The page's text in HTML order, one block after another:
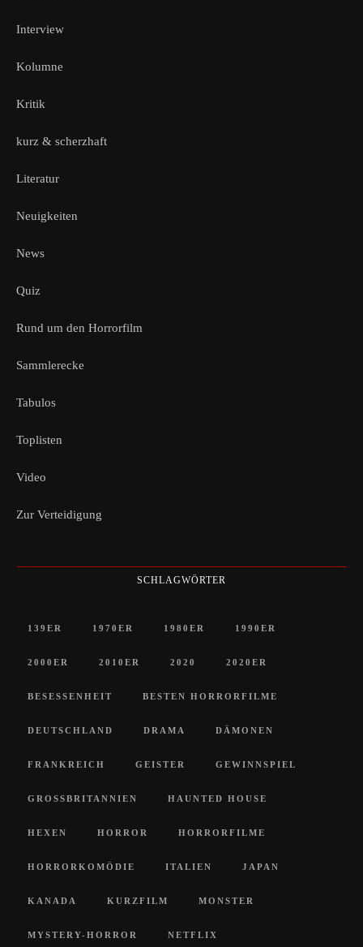
Interview
Kolumne
Kritik
kurz & scherzhaft
Literatur
Neuigkeiten
News
Quiz
Rund um den Horrorfilm
Sammlerecke
Tabulos
Toplisten
Video
Zur Verteidigung
SCHLAGWÖRTER
139ER 1970ER 1980ER 1990ER
2000ER 2010ER 2020 2020ER
BESESSENHEIT BESTEN HORRORFILME
DEUTSCHLAND DRAMA DÄMONEN
FRANKREICH GEISTER GEWINNSPIEL
GROSSBRITANNIEN HAUNTED HOUSE
HEXEN HORROR HORRORFILME
HORRORKOMÖDIE ITALIEN JAPAN
KANADA KURZFILM MONSTER
MYSTERY-HORROR NETFLIX